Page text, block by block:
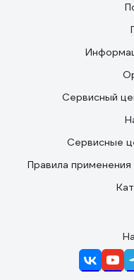
Сервисный
Сервисные
Правила